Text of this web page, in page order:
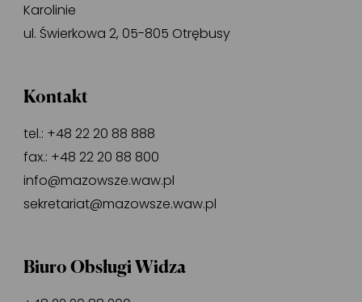
Karolinie
ul. Świerkowa 2, 05-805 Otrębusy
Kontakt
tel.: +48 22 20 88 888
fax.: +48 22 20 88 800
info@mazowsze.waw.pl
sekretariat@mazowsze.waw.pl
Biuro Obsługi Widza